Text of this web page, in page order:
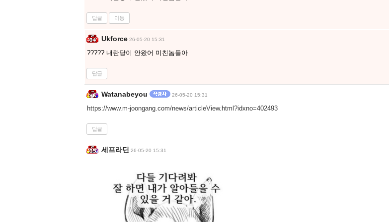
답글 이동
Ukforce 26-05-20 15:31
????? 내란당이 안왔어 미친놈들아
답글
Watanabeyou 26-05-20 15:31
https://www.m-joongang.com/news/articleView.html?idxno=402493
답글
세프라딘 26-05-20 15:31